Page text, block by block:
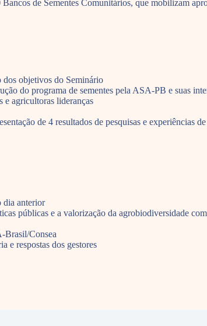
de Sementes Comunitários, que mobilizam
dos objetivos do Seminário
do programa de sementes pela ASA-PB e suas
e agricultoras lideranças
de 4 resultados de pesquisas e experiências
dia anterior
públicas e a valorização da agrobiodiversidade
Brasil/Consea
e respostas dos gestores